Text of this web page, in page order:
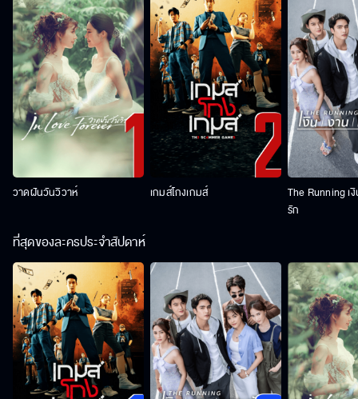
วาดฝันวันวิวาห์ เกมส์โกงเกมส์
The Running เ
รัก
ที่สุดของละครประจำสัปดาห์